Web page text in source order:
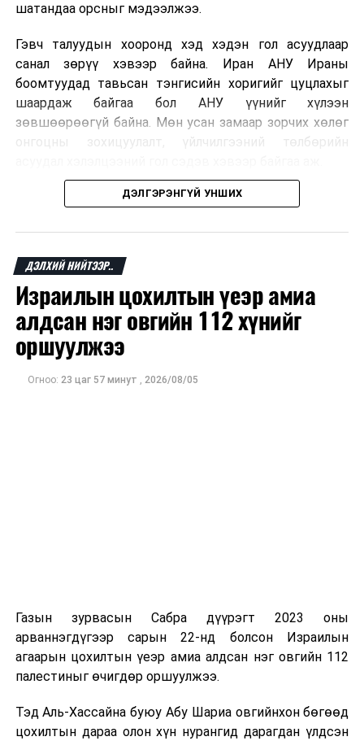
шатандаа орсныг мэдээлжээ.
Гэвч талуудын хооронд хэд хэдэн гол асуудлаар
санал зөрүү хэвээр байна. Иран АНУ Ираны
боомтуудад тавьсан тэнгисийн хоригийг цуцлахыг
шаардаж байгаа бол АНУ үүнийг хүлээн
зөвшөөрөөгүй байна. Мөн усан замаар зорчих хөлөг
онгоцны зохицуулалт, үйлчилгээний төлбөрийн
Хэлэлцээрийн төсөлд Персийн булан руу нэвтрэх
хөдөлгөөнийг Оманы тал зохицуулах хувилбар
тусгагдсан талаар мэдээлжээ. Харин үйлчилгээний
төлбөр авах асуудал дээр талууд нэгдсэн байр
сууринд хүрээгүй байна.
Ормузын хоолой дахин нээгдсэнээр дэлхийн газрын
тосны нийлүүлэлт хэвийн болж, эрчим хүчний зах
шинжээчид үзэж байна. Гэвч бүс нутгийн аюулгүй
ДЭЛГЭРЭНГҮЙ УНШИХ
ДЭЛХИЙ НИЙТЭЭР..
Израилын цохилтын үеэр амиа
алдсан нэг овгийн 112 хүнийг
оршуулжээ
Огноо: 23 цаг 57 минут , 2026/08/05
Газын зурвасын Сабра дүүрэгт 2023 оны
арваннэгдүгээр сарын 22-нд болсон Израилын
агаарын цохилтын үеэр амиа алдсан нэг овгийн 112
палестиныг өчигдөр оршуулжээ.
Тэд Аль-Хассайна буюу Абу Шариа овгийнхон бөгөөд
цохилтын дараа олон хүн нурангид дарагдан үлдсэн